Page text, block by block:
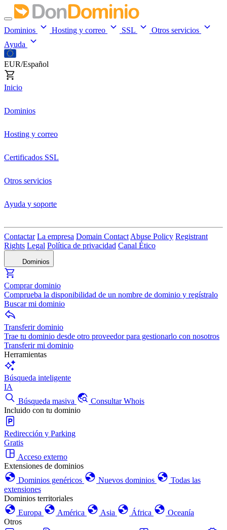
Dominios Hosting y correo SSL
Otros servicios
Ayuda
EUR/Español
Inicio
Dominios
Hosting y correo
Certificados SSL
Otros servicios
Ayuda y soporte
Contactar La empresa Domain Contact Abuse Policy Registrant
Rights Legal Política de privacidad Canal Ético
Dominios
Comprar dominio
Comprueba la disponibilidad de un nombre de dominio y regístralo
Buscar mi dominio
Transferir dominio
Trae tu dominio desde otro proveedor para gestionarlo con nosotros
Transferir mi dominio
Herramientas
Búsqueda inteligente
IA
Búsqueda masiva
Consultar Whois
Incluido con tu dominio
Redirección y Parking
Gratis
Acceso externo
Extensiones de dominios
Dominios genéricos
Nuevos dominios
Todas las
extensiones
Dominios territoriales
Europa
América Asia África
Oceanía
Otros